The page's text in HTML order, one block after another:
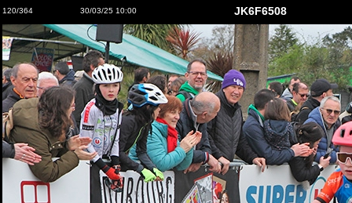
120/364 30/03/25 10:00 JK6F6508